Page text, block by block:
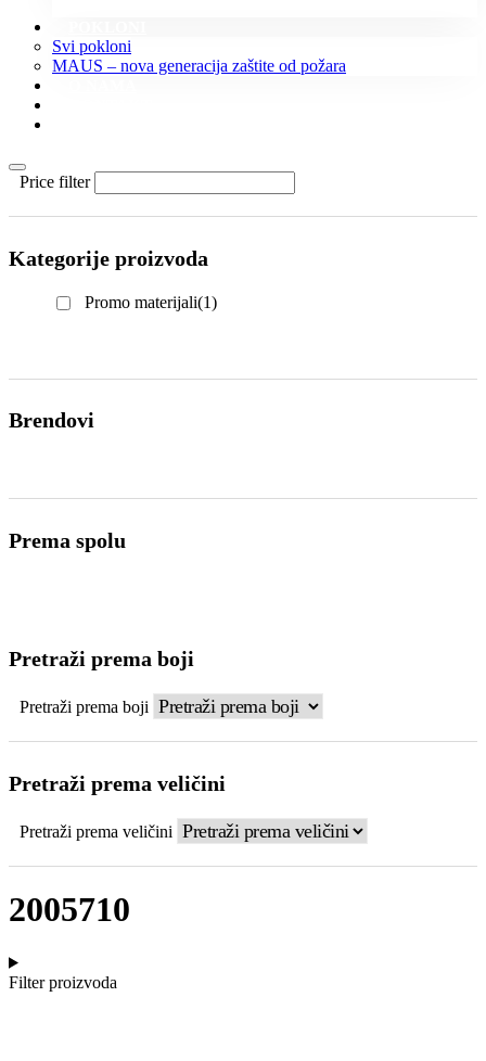
Svi pokloni
MAUS – nova generacija zaštite od požara
Price filter
Kategorije proizvoda
Promo materijali(1)
Brendovi
Prema spolu
Pretraži prema boji
Pretraži prema boji
Pretraži prema veličini
Pretraži prema veličini
2005710
Filter proizvoda